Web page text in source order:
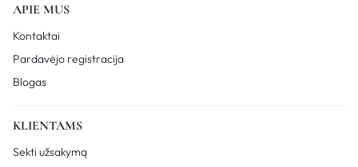
APIE MUS
Kontaktai
Pardavėjo registracija
Blogas
KLIENTAMS
Sekti užsakymą